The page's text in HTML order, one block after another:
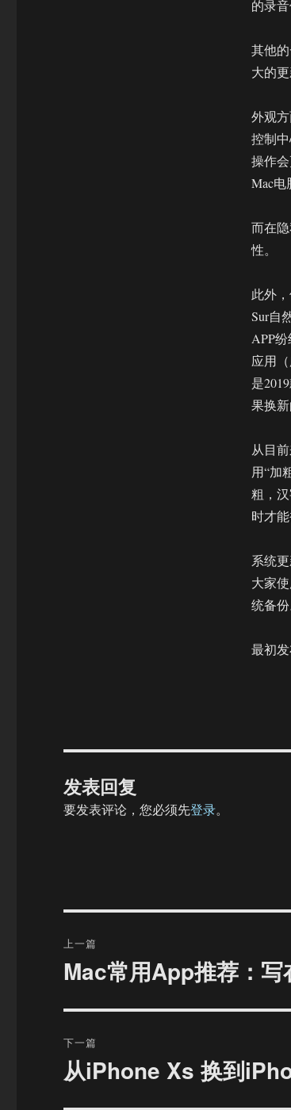
的录音
其他
大的
外观
控制
操作
Mac电
而在
性。
此外
Sur自
APP
应用
是
果换
从目
用“加
粗，
时才能
系统
大家
统备份
最初
发表回复
要发表评论，您必须先登录。
章
上一篇
上
文
Mac常用App推荐：
下一篇
下
篇
从iPhone Xs 换到